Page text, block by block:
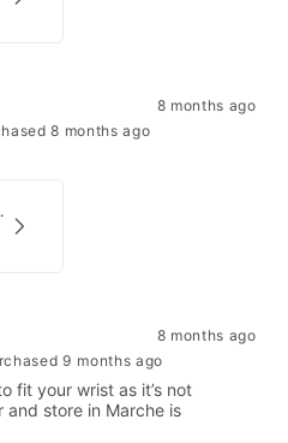
8 months ago
8 months ago
1995
8 months ago
9 months ago
fit your wrist as it’s not
store in Marche is